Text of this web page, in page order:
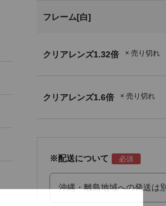
フレーム[白]
クリアレンズ1.32倍 × 売り切れ
クリアレンズ1.6倍 × 売り切れ
※配送について